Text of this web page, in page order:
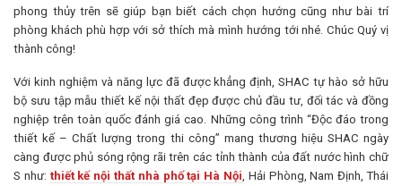
phong thủy trên sẽ giúp bạn biết cách chọn hướng cũng như bài trí
phòng khách phù hợp với sở thích mà mình hướng tới nhé. Chúc Quý vị
thành công!
Với kinh nghiệm và năng lực đã được khẳng định, SHAC tự hào sở hữu
bộ sưu tập mẫu thiết kế nội thất đẹp được chủ đầu tư, đối tác và đồng
nghiệp trên toàn quốc đánh giá cao. Những công trình “Độc đáo trong
thiết kế – Chất lượng trong thi công” mang thương hiệu SHAC ngày
càng được phủ sóng rộng rãi trên các tỉnh thành của đất nước hình chữ
S như: thiết kế nội thất nhà phố tại Hà Nội , Hải Phòng, Nam Định, Thái